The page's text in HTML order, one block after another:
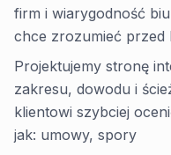
firm i wiarygodność
chce zrozumieć przed
Projektujemy stronę
zakresu, dowodu i
klientowi szybciej
jak: umowy, spory